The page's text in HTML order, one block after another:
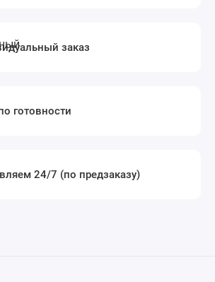
заказ
готовности
24/7 (по предзаказу)